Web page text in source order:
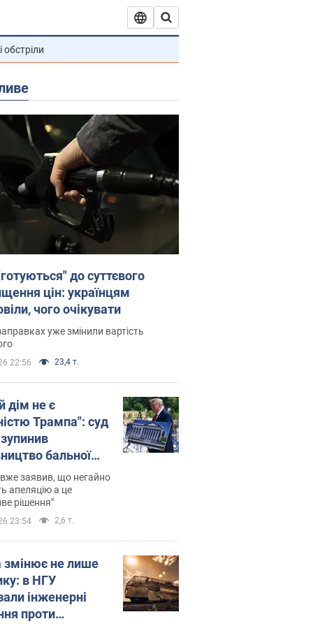
обстріли
до суттєвого
цін: українцям
чого очікувати
уже змінили вартість
22:56 23,4 т.
дім не є
Трампа": суд
бальної
$400 млн
заявив, що негайно
апеляцію а це
рішення"
23:54 2,6 т.
змінює не лише
в НГУ
інженерні
проти